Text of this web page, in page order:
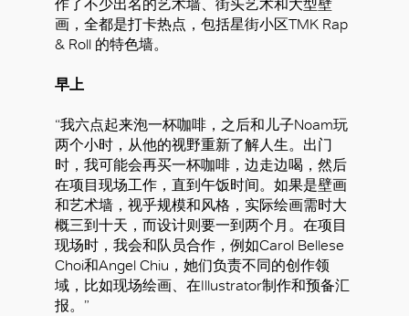
作了不少出名的艺术墙、街头艺术和大型壁
画，全都是打卡热点，包括星街小区TMK Rap
& Roll 的特色墙。
早上
“我六点起来泡一杯咖啡，之后和儿子Noam玩
两个小时，从他的视野重新了解人生。出门
时，我可能会再买一杯咖啡，边走边喝，然后
在项目现场工作，直到午饭时间。如果是壁画
和艺术墙，视乎规模和风格，实际绘画需时大
概三到十天，而设计则要一到两个月。在项目
现场时，我会和队员合作，例如Carol Bellese
Choi和Angel Chiu，她们负责不同的创作领
域，比如现场绘画、在Illustrator制作和预备汇
报。”